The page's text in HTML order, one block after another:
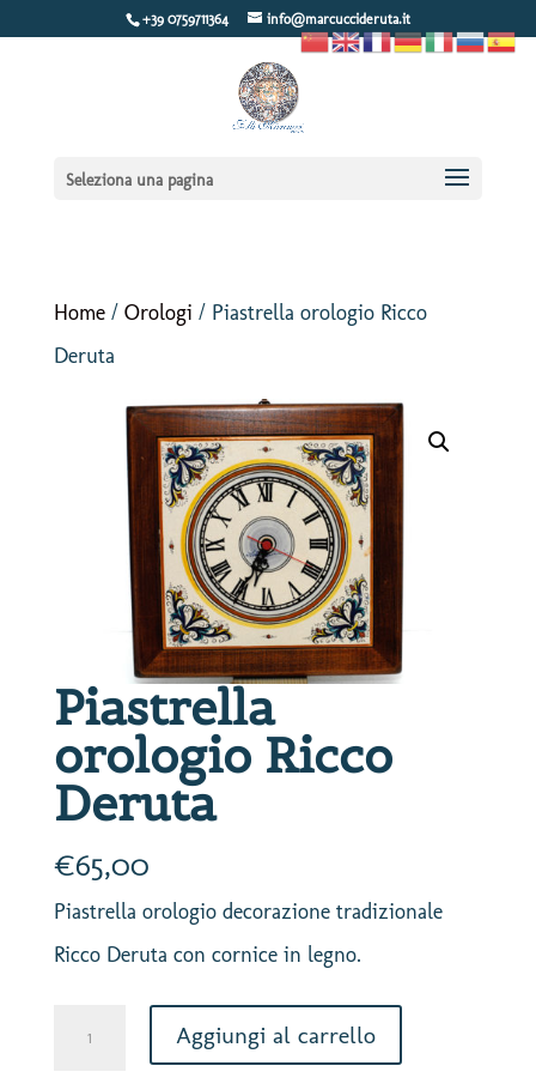
+39 0759711364 info@marcuccideruta.it
Seleziona una pagina
Home/ Orologi / Piastrella orologio Ricco
Deruta
Piastrella
orologio Ricco
Deruta
€65,00
Piastrella orologio decorazione tradizionale
Ricco Deruta con cornice in legno.
Aggiungi al carrello